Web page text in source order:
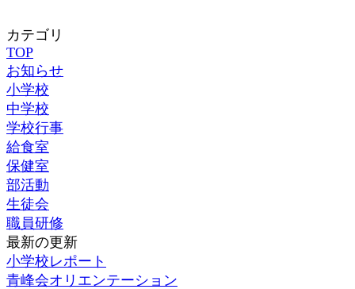
カテゴリ
TOP
お知らせ
小学校
中学校
学校行事
給食室
保健室
部活動
生徒会
職員研修
最新の更新
小学校レポート
青峰会オリエンテーション